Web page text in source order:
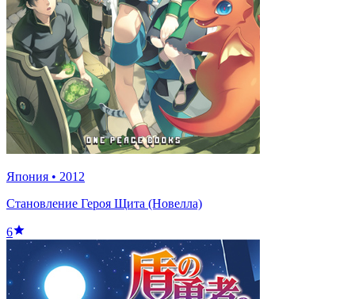
Япония • 2012
Становление Героя Щита (Новелла)
6